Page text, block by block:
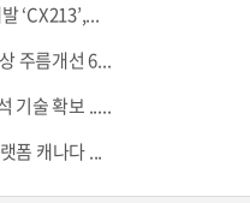
‘CX213’,...
주름개선 6...
기술 확보 .....
폼 캐나다 ...